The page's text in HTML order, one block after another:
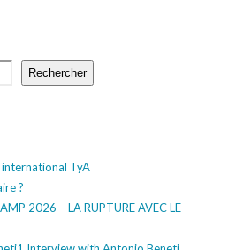
Rechercher
TyA
?
2026 – LA RUPTURE AVEC LE